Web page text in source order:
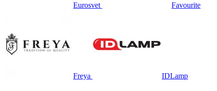
Eurosvet Favourite
Freya IDLamp